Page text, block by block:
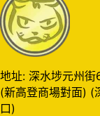
地址: 深水埗元州
(新高登商場對面) (
口)